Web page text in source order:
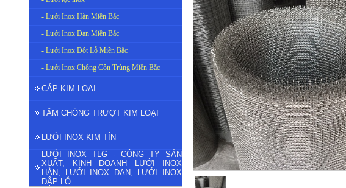
- Lưới Inox Hàn Miền Bắc
- Lưới Inox Đan Miền Bắc
- Lưới Inox Đột Lỗ Miền Bắc
- Lưới Inox Chống Côn Trùng Miền Bắc
CÁP KIM LOẠI
TẤM CHỐNG TRƯỢT KIM LOẠI
LƯỚI INOX KIM TÍN
LƯỚI INOX TLG - CÔNG TY SẢN
XUẤT, KINH DOANH LƯỚI INOX
HÀN, LƯỚI INOX ĐAN, LƯỚI INOX
DẬP LỖ